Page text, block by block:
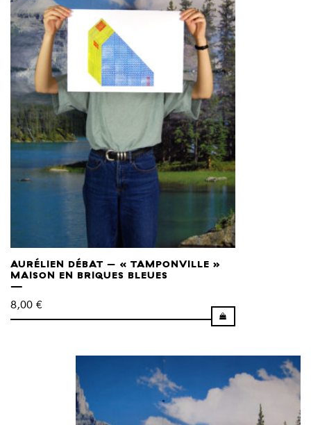
AURÉLIEN DÉBAT – « TAMPONVILLE »
MAISON EN BRIQUES BLEUES
8,00 €